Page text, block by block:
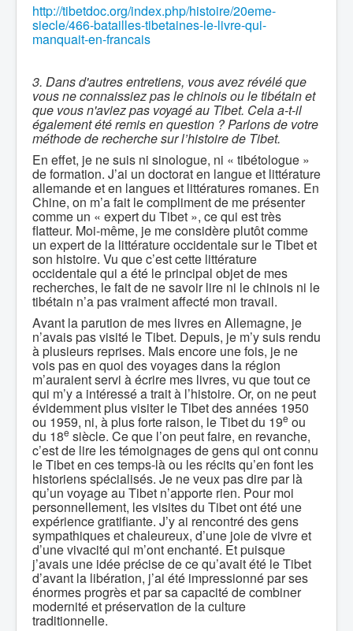
http://tibetdoc.org/index.php/histoire/20eme-
siecle/466-batailles-tibetaines-le-livre-qui-
manquait-en-francais
3. Dans d'autres entretiens, vous avez révélé que
vous ne connaissiez pas le chinois ou le tibétain et
que vous n'aviez pas voyagé au Tibet. Cela a-t-il
également été remis en question ? Parlons de votre
méthode de recherche sur l’histoire de Tibet.
En effet, je ne suis ni sinologue, ni « tibétologue »
de formation. J’ai un doctorat en langue et littérature
allemande et en langues et littératures romanes. En
Chine, on m’a fait le compliment de me présenter
comme un « expert du Tibet », ce qui est très
flatteur. Moi-même, je me considère plutôt comme
un expert de la littérature occidentale sur le Tibet et
son histoire. Vu que c’est cette littérature
occidentale qui a été le principal objet de mes
recherches, le fait de ne savoir lire ni le chinois ni le
tibétain n’a pas vraiment affecté mon travail.
Avant la parution de mes livres en Allemagne, je
n’avais pas visité le Tibet. Depuis, je m’y suis rendu
à plusieurs reprises. Mais encore une fois, je ne
vois pas en quoi des voyages dans la région
m’auraient servi à écrire mes livres, vu que tout ce
qui m’y a intéressé a trait à l’histoire. Or, on ne peut
évidemment plus visiter le Tibet des années 1950
ou 1959, ni, à plus forte raison, le Tibet du 19e ou
du 18e siècle. Ce que l’on peut faire, en revanche,
c’est de lire les témoignages de gens qui ont connu
le Tibet en ces temps-là ou les récits qu’en font les
historiens spécialisés. Je ne veux pas dire par là
qu’un voyage au Tibet n’apporte rien. Pour moi
personnellement, les visites du Tibet ont été une
expérience gratifiante. J’y ai rencontré des gens
sympathiques et chaleureux, d’une joie de vivre et
d’une vivacité qui m’ont enchanté. Et puisque
j’avais une idée précise de ce qu’avait été le Tibet
d’avant la libération, j’ai été impressionné par ses
énormes progrès et par sa capacité de combiner
modernité et préservation de la culture
traditionnelle.